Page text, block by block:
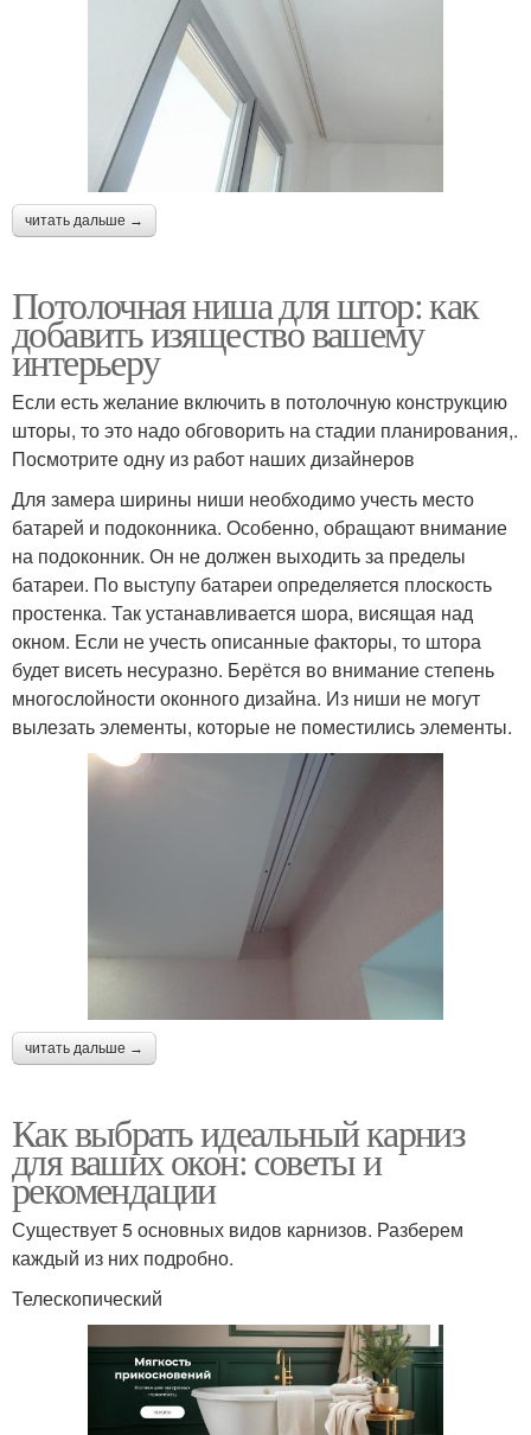
читать дальше →
Потолочная ниша для штор: как
добавить изящество вашему
интерьеру
Если есть желание включить в потолочную конструкцию
шторы, то это надо обговорить на стадии планирования,.
Посмотрите одну из работ наших дизайнеров
Для замера ширины ниши необходимо учесть место
батарей и подоконника. Особенно, обращают внимание
на подоконник. Он не должен выходить за пределы
батареи. По выступу батареи определяется плоскость
простенка. Так устанавливается шора, висящая над
окном. Если не учесть описанные факторы, то штора
будет висеть несуразно. Берётся во внимание степень
многослойности оконного дизайна. Из ниши не могут
вылезать элементы, которые не поместились элементы.
читать дальше →
Как выбрать идеальный карниз
для ваших окон: советы и
рекомендации
Существует 5 основных видов карнизов. Разберем
каждый из них подробно.
Телескопический